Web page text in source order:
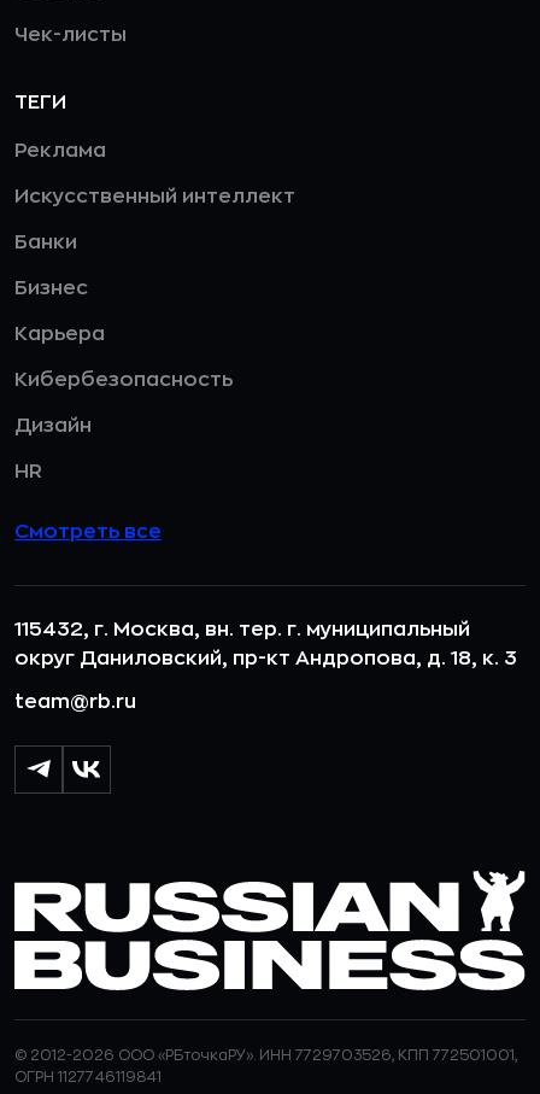
Чек-листы
ТЕГИ
Реклама
Искусственный интеллект
Банки
Бизнес
Карьера
Кибербезопасность
Дизайн
HR
Смотреть все
115432, г. Москва, вн. тер. г. муниципальный
округ Даниловский, пр-кт Андропова, д. 18, к. 3
team@rb.ru
© 2012-2026 ООО «РБточкаРУ». ИНН 7729703526, КПП 772501001,
ОГРН 1127746119841